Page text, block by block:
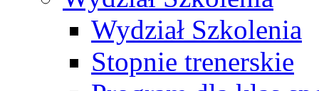
Wydział Szkolenia
Stopnie trenerskie